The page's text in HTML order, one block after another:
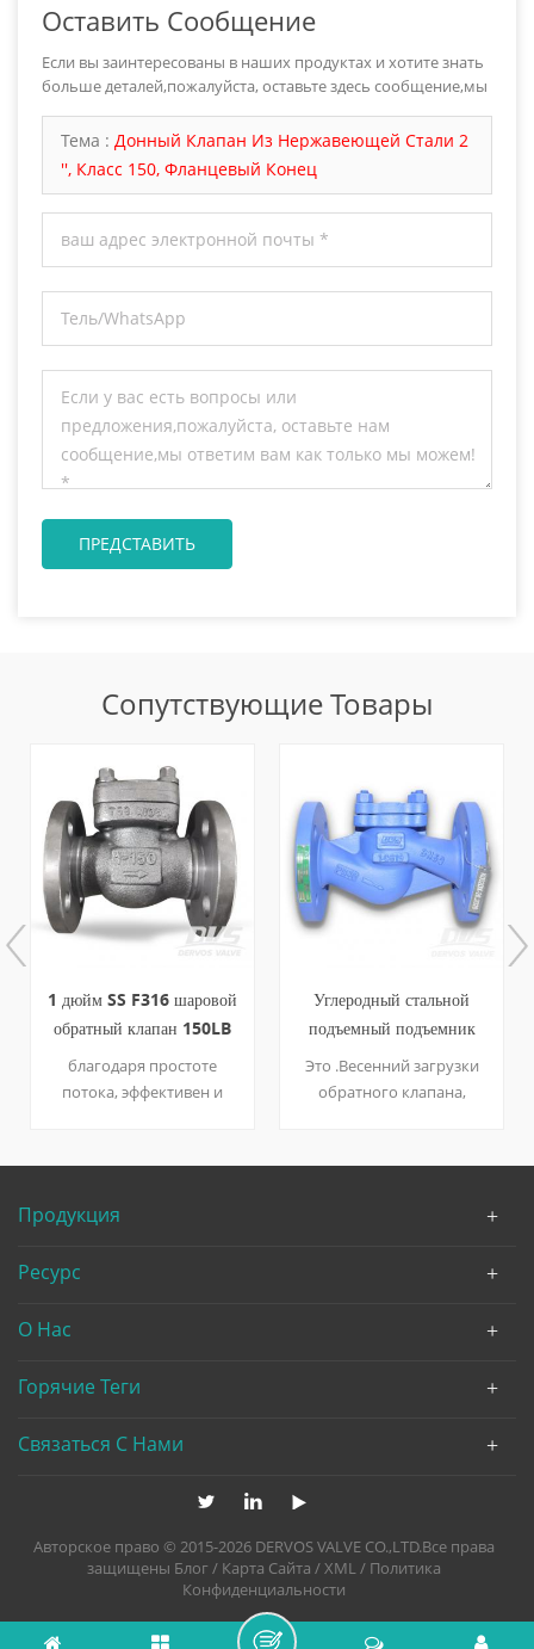
Оставить Сообщение
Если вы заинтересованы в наших продуктах и хотите знать
больше деталей,пожалуйста, оставьте здесь сообщение,мы
Тема : Донный Клапан Из Нержавеющей Стали 2
'', Класс 150, Фланцевый Конец
Сопутствующие Товары
1 дюйм SS F316 шаровой
обратный клапан 150LB
благодаря простоте
потока, эффективен и
безболезненный стальной
обычно указывается и
погружных подъемников
Углеродный стальной
подъемный подъемник
нагруженный обратный
клапан РФ DN50 PN40 .
Это .Весенний загрузки
обратного клапана,
требует давления силы
Продукция
Ресурс
О Нас
Горячие Теги
Связаться С Нами
Авторское право © 2015-2026 DERVOS VALVE CO.,LTD.Все права
защищены Блог / Карта Сайта /XML/ Политика
Конфиденциальности